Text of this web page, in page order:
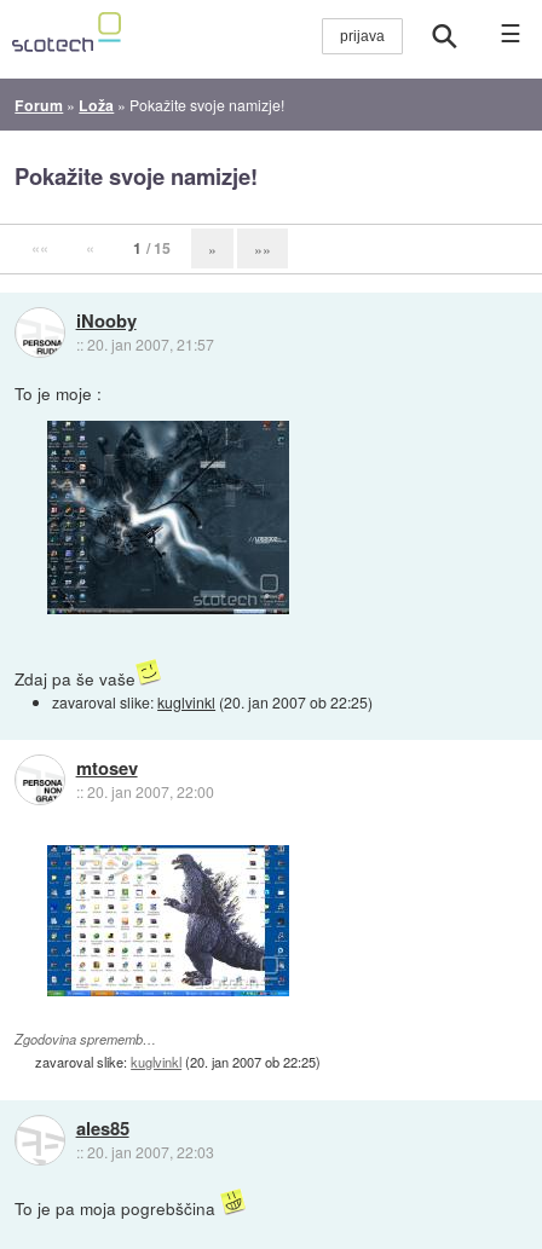
☰
Forum » Loža » Pokažite svoje namizje!
Pokažite svoje namizje!
«« « 1 / 15 » »»
iNooby
::20. jan 2007, 21:57
To je moje :
Zdaj pa še vaše
zavaroval slike:kuglvinkl (20. jan 2007 ob 22:25)
mtosev
::20. jan 2007, 22:00
Zgodovina sprememb…
zavaroval slike:kuglvinkl(20. jan 2007 ob 22:25)
ales85
::20. jan 2007, 22:03
To je pa moja pogrebščina